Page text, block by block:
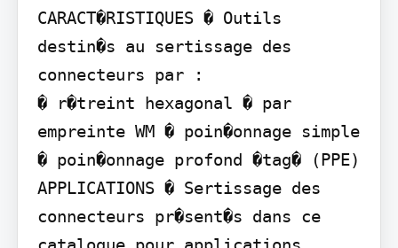
CARACT�RISTIQUES � Outils
destin�s au sertissage des
connecteurs par :
� r�treint hexagonal � par
empreinte WM � poin�onnage simple
� poin�onnage profond �tag� (PPE)
APPLICATIONS � Sertissage des
connecteurs pr�sent�s dans ce